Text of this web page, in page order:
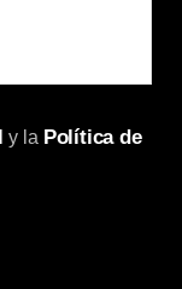
y la Política de